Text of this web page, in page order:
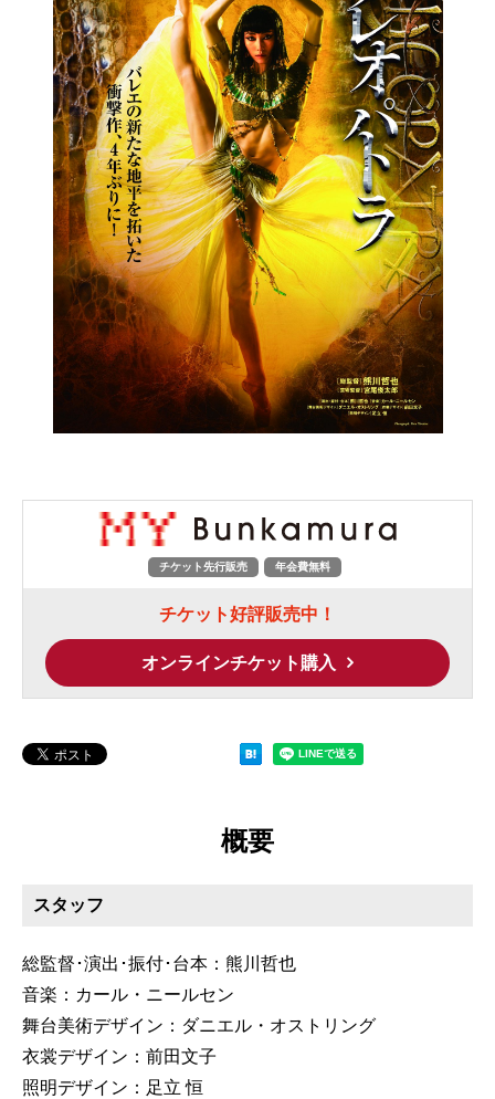
チケット先行販売 年会費無料
チケット好評販売中！
オンラインチケット購入
概要
スタッフ
総監督･演出･振付･台本：熊川哲也
音楽：カール・ニールセン
舞台美術デザイン：ダニエル・オストリング
衣裳デザイン：前田文子
照明デザイン：足立 恒